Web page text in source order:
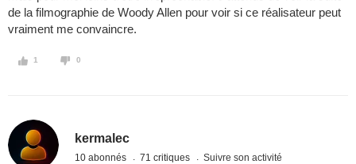
de la filmographie de Woody Allen pour voir si ce réalisateur peut
vraiment me convaincre.
1 0
kermalec
10 abonnés 71 critiques Suivre son activité